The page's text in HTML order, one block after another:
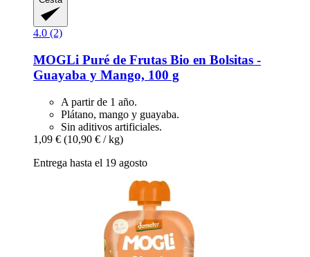
4.0 (2)
MOGLi Puré de Frutas Bio en Bolsitas -​
Guayaba y Mango, 100 g
A partir de 1 año.
Plátano, mango y guayaba.
Sin aditivos artificiales.
1,09 € (10,90 € / kg)
Entrega hasta el 19 agosto